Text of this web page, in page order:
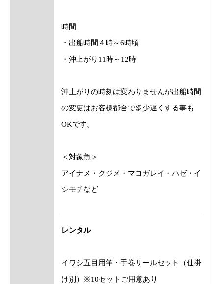
時間
・出船時間４時～6時頃
・沖上がり11時～12時
沖上がりの時刻は変わりませんが出船時間
の変更はお客様都合で多少遅くする事も
OKです。
＜対象魚＞
アイナメ・クジメ・マコガレイ・ハゼ・イ
シモチなど
レンタル
イワシ五目用竿・手巻リールセット（仕掛
け別）※10セットご用意あり